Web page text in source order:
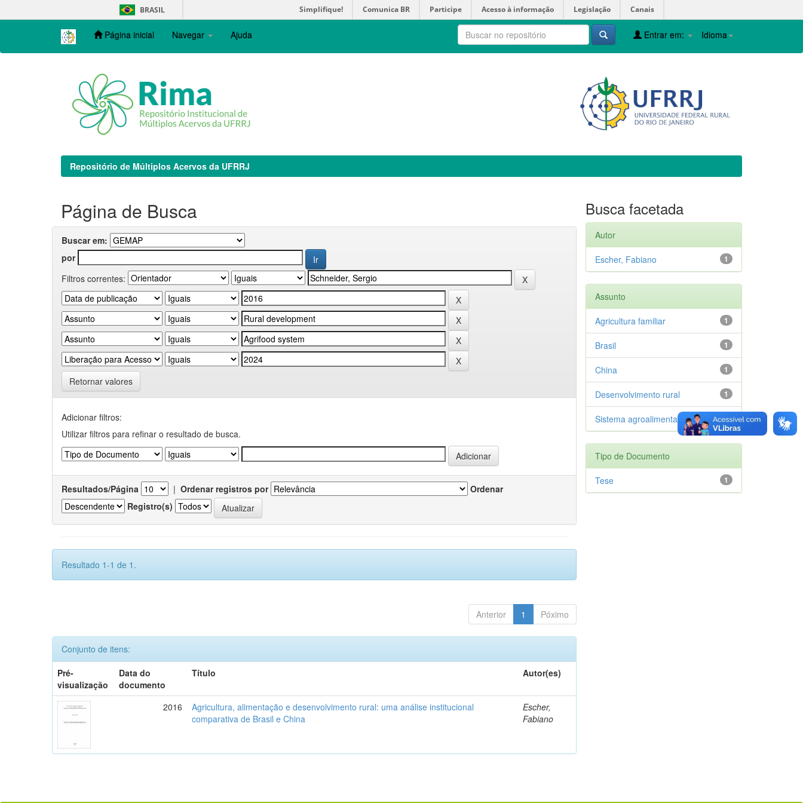
navigation
BRASIL Simplifique! Comunica BR Participe Acesso à informação Legislação Canais
Página inicial Navegar Ajuda Idioma
Entrar em:
Repositório de Múltiplos Acervos da UFRRJ
Página de Busca
Buscar em:
por
Filtros correntes:
Retornar valores
Adicionar filtros:
Utilizar filtros para refinar o resultado de busca.
Resultados/Página | Ordenar registros por
Ordenar
Registro(s)
Resultado 1-1 de 1.
Anterior 1 Póximo
Conjunto de itens:
Pré-
visualização
Data do
documento
Título Autor(es)
2016
Agricultura, alimentação e desenvolvimento rural: uma análise institucional
comparativa de Brasil e China
Escher,
Fabiano
Busca facetada
Autor
1
Escher, Fabiano
Assunto
1
Agricultura familiar
1
Brasil
1
China
1
Desenvolvimento rural
1
Sistema agroalimentar
Tipo de Documento
1
Tese